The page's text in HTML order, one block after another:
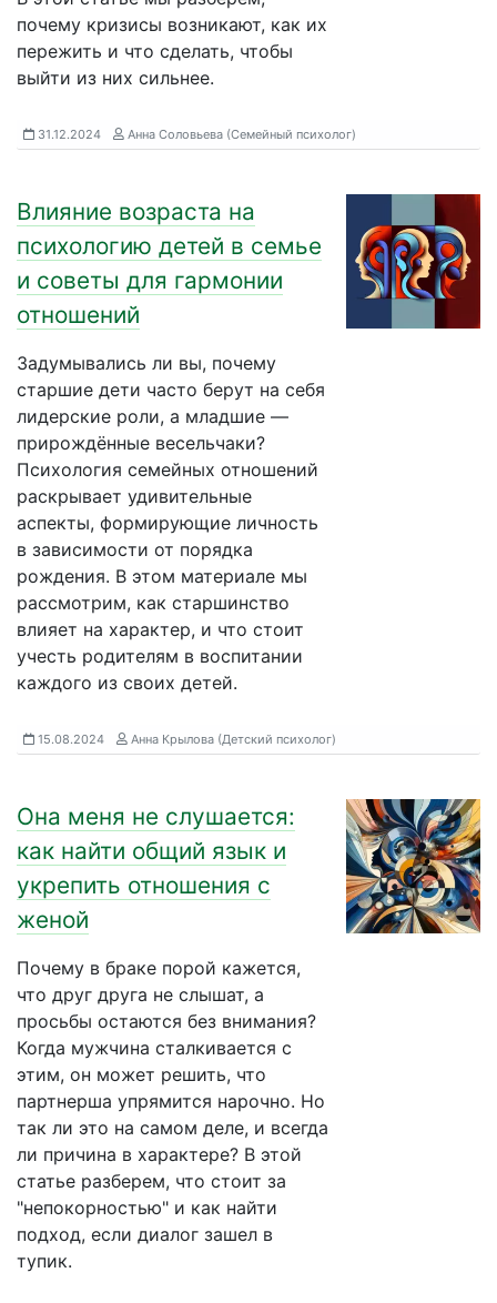
почему кризисы возникают, как их
пережить и что сделать, чтобы
выйти из них сильнее.
31.12.2024 Анна Соловьева (Семейный психолог)
Влияние возраста на
психологию детей в семье
и советы для гармонии
отношений
Задумывались ли вы, почему
старшие дети часто берут на себя
лидерские роли, а младшие —
прирождённые весельчаки?
Психология семейных отношений
раскрывает удивительные
аспекты, формирующие личность
в зависимости от порядка
рождения. В этом материале мы
рассмотрим, как старшинство
влияет на характер, и что стоит
учесть родителям в воспитании
каждого из своих детей.
15.08.2024 Анна Крылова (Детский психолог)
Она меня не слушается:
как найти общий язык и
укрепить отношения с
женой
Почему в браке порой кажется,
что друг друга не слышат, а
просьбы остаются без внимания?
Когда мужчина сталкивается с
этим, он может решить, что
партнерша упрямится нарочно. Но
так ли это на самом деле, и всегда
ли причина в характере? В этой
статье разберем, что стоит за
"непокорностью" и как найти
подход, если диалог зашел в
тупик.